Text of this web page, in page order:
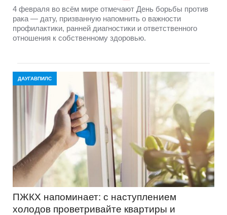
4 февраля во всём мире отмечают День борьбы против
рака — дату, призванную напомнить о важности
профилактики, ранней диагностики и ответственного
отношения к собственному здоровью.
ДАУГАВПИЛС
ПЖКХ напоминает: с наступлением
холодов проветривайте квартиры и